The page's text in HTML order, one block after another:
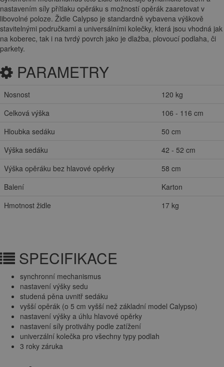
nastavením síly přítlaku opěráku s možností opěrák zaaretovat v
libovolné poloze. Židle Calypso je standardně vybavena výškově
stavitelnými područkami a universálními kolečky, která jsou vhodná jak
na koberec, tak i na tvrdý povrch jako je dlažba, plovoucí podlaha, či
parkety.
PARAMETRY
Nosnost
120 kg
Celková výška
106 - 116 cm
Hloubka sedáku
50 cm
Výška sedáku
42 - 52 cm
Výška opěráku bez hlavové opěrky
58 cm
Balení
Karton
Hmotnost židle
17 kg
SPECIFIKACE
synchronní mechanismus
nastavení výšky sedu
studená pěna uvnitř sedáku
vyšší opěrák (o 5 cm vyšší než základní model Calypso)
nastavení výšky a úhlu hlavové opěrky
nastavení síly protiváhy podle zatížení
univerzální kolečka pro všechny typy podlah
3 roky záruka